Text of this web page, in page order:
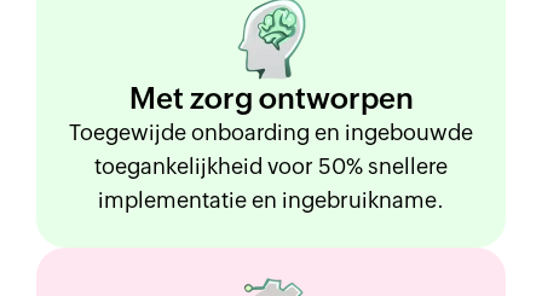
Met zorg ontworpen
Toegewijde onboarding en ingebouwde
toegankelijkheid voor 50% snellere
implementatie en ingebruikname.